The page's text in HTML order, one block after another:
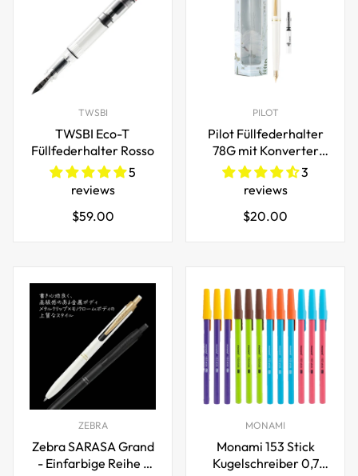
TWSBI
TWSBI Eco-T
Füllfederhalter Rosso
5
reviews
Regulärer
$59.00
PILOT
Pilot Füllfederhalter
78G mit Konverter
22K vergoldet3
reviews
Regulärer
$20.00
ZEBRA
Zebra SARASA Grand
- Einfarbige Reihe -
MONAMI
Monami 153 Stick
Kugelschreiber 0,7